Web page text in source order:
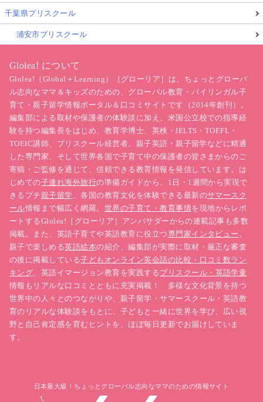
結論：仕事と両立しやすい環境です
Wi-Fi完備・安全な住宅地で、親のリモートワークも可
まとめ｜今年こそ親子で“英語を話せる実体
験”を
そんな悩みをお持ちなら、 “親子で英語を使う体験を
千葉県プリスクール
浦安市プリスクール
Glolea! について
Glolea!（Global＋Learning）［グローリア］は、ちょっとグローバ
ル志向なママ＆キッズのための、グローバル教育・バイリンガル子
育て・親子留学情報ポータル＆口コミサイトです（2014年創刊）。
編集部による取材や保護者の体験談に加え、米国公立校での指導経
験を持つ編集長をはじめ、教育学博士、英検・IELTS・TOEFL・
TOEIC講師、プリスクール経営者、親子英語・親子留学などに精通
した専門家、そして世界各国で子育て中の保護者の皆さまからのご
寄稿・ご監修を通じて、信頼できる教育情報を発信しています。は
じめての子連れ海外旅行の準備ガイドから、1日・1週間から実現で
きるプチ親子留学、各国の教育文化を体験できる最新のサマースク
ール情報まで幅広く網羅。 世界の子育て・教育事情を現地からレポ
ートするGlolea!［グローリア］アンバサダーからの連載記事も多数
掲載。また、英語子育てや英語教育に役立つ専門家インタビュー 、
親子で楽しめる英語絵本の紹介、編集部が実際に取材・厳正な審査
の後に掲載している子どもオンライン英会話の比較・口コミ数ラン
キング、英語イマージョン教育を実践するプリスクール・英語学童
情報もリアルな口コミとともに充実掲載！ 多様な文化背景を持つ
世界中の人々とのつながりや、親子留学・サマースクール・英語教
育のリアルな体験談をもとに、子どもと一緒に世界を学び、広い視
野と自己肯定感を育むヒントを、ほぼ毎日更新でお届けしていま
す。
日本最大級！ちょっとグローバル志向なママのための情報サイト